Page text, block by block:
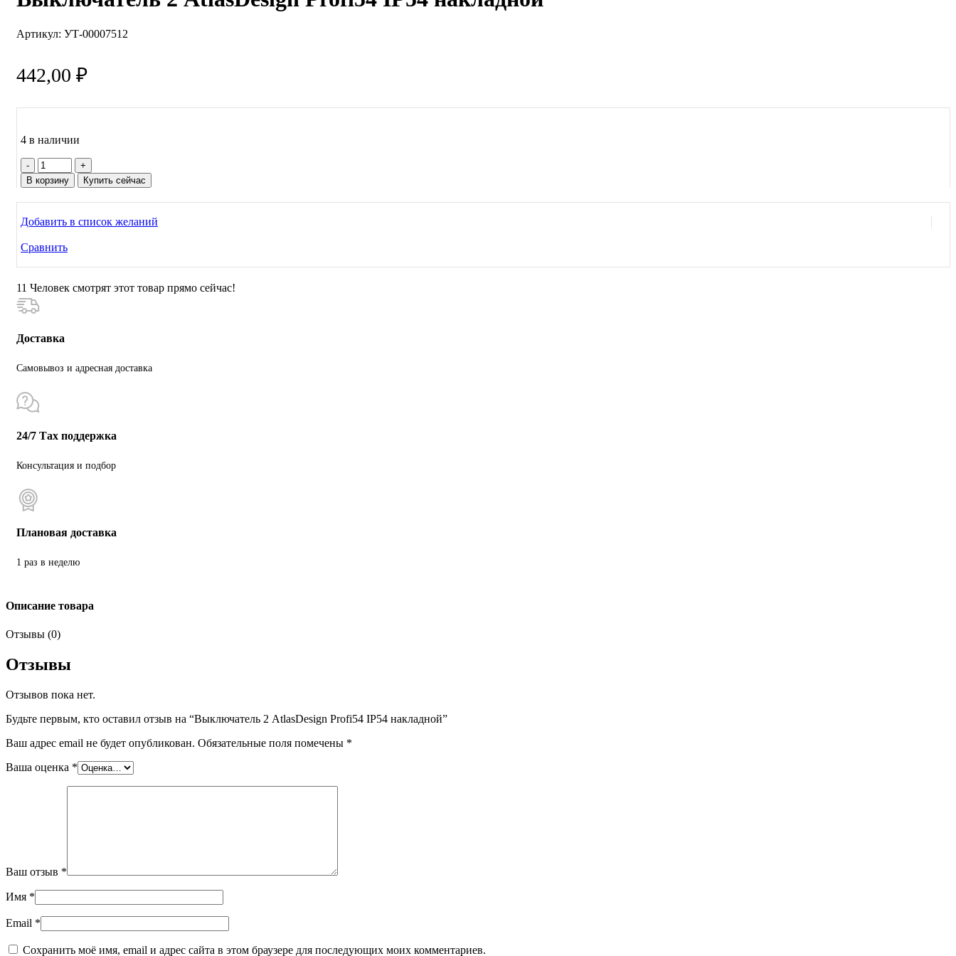
Артикул: УТ-00007512
442,00 ₽
4 в наличии
Количество
товара
Выключатель
2
Profi54
накладной
В корзину Купить сейчас
Добавить в список желаний
Сравнить
11 Человек смотрят этот товар прямо сейчас!
Доставка
Самовывоз и адресная доставка
24/7 Тах поддержка
Консультация и подбор
Плановая доставка
1 раз в неделю
Описание товара
Отзывы (0)
Отзывы
Отзывов пока нет.
Будьте первым, кто оставил отзыв на “Выключатель 2 AtlasDesign Profi54 IP54 накладной”
Ваш адрес email не будет опубликован. Обязательные поля помечены *
Ваша оценка *
Ваш отзыв *
Имя *
Email *
Сохранить моё имя, email и адрес сайта в этом браузере для последующих моих комментариев.